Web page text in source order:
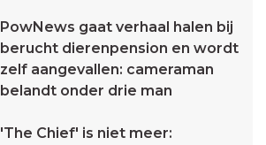
PowNews gaat verhaal halen bij
berucht dierenpension en wordt
zelf aangevallen: cameraman
belandt onder drie man
'The Chief' is niet meer: